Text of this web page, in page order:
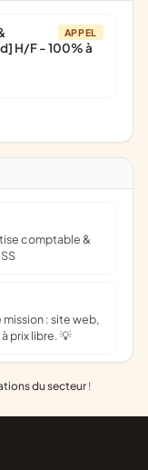
APPEL
H/F - 100% à
prix libre. 💡
du secteur !